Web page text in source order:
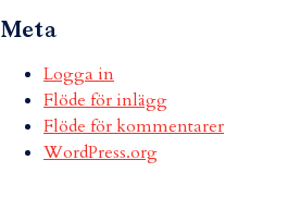
Meta
Logga in
Flöde för inlägg
Flöde för kommentarer
WordPress.org